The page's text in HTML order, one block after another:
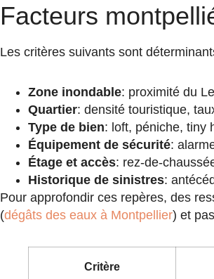
Facteurs
Les critères suivants sont
Zone inondable: proximité du
Quartier: densité touristique,
Type de bien: loft, péniche, tiny
Équipement de sécurité:
Étage et accès: rez-de-
Historique de sinistres:
Pour approfondir ces repères, des
(dégâts des eaux à Montpellier) et
Critère